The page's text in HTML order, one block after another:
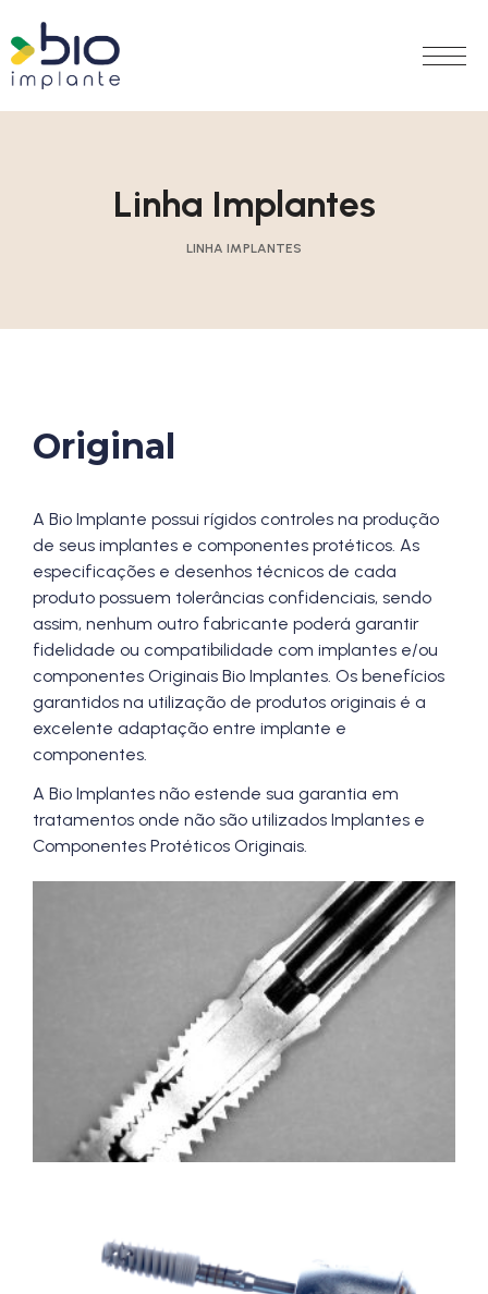
Linha Implantes
LINHA IMPLANTES
Original
A Bio Implante possui rígidos controles na produção
de seus implantes e componentes protéticos. As
especificações e desenhos técnicos de cada
produto possuem tolerâncias confidenciais, sendo
assim, nenhum outro fabricante poderá garantir
fidelidade ou compatibilidade com implantes e/ou
componentes Originais Bio Implantes. Os benefícios
garantidos na utilização de produtos originais é a
excelente adaptação entre implante e
componentes.
A Bio Implantes não estende sua garantia em
tratamentos onde não são utilizados Implantes e
Componentes Protéticos Originais.